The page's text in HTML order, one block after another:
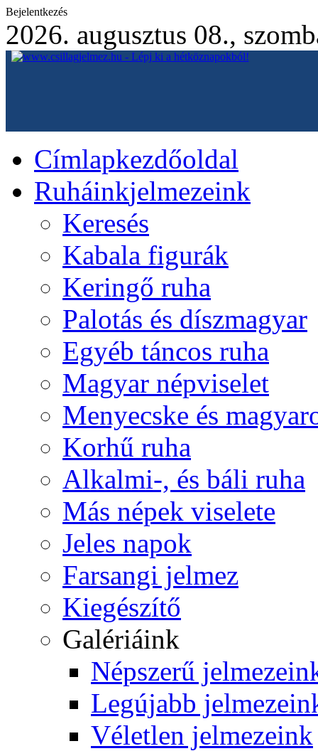
Bejelentkezés
2026. augusztus 08.,
Címlapkezdőoldal
Ruháinkjelmezeink
Keresés
Kabala figurák
Keringő ruha
Palotás és díszmagyar
Egyéb táncos ruha
Magyar népviselet
Menyecske és
Korhű ruha
Alkalmi-, és báli ruha
Más népek viselete
Jeles napok
Farsangi jelmez
Kiegészítő
Galériáink
Népszerű
Legújabb
Véletlen jelmezeink